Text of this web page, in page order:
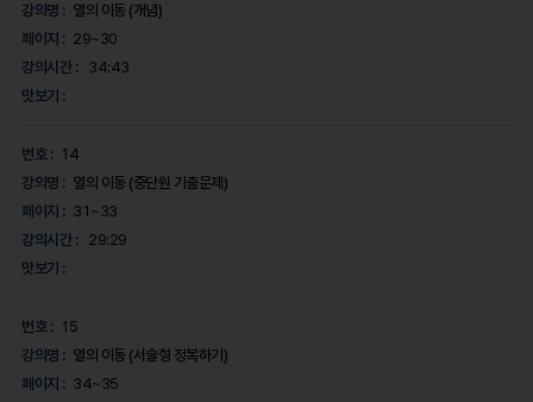
강의명 : 열의 이동 (개념)
페이지 : 29~30
강의시간 :
34:43
맛보기 :
번호 : 14
강의명 : 열의 이동 (중단원 기출문제)
페이지 : 31~33
강의시간 :
29:29
맛보기 :
번호 : 15
강의명 : 열의 이동 (서술형 정복하기)
페이지 : 34~35